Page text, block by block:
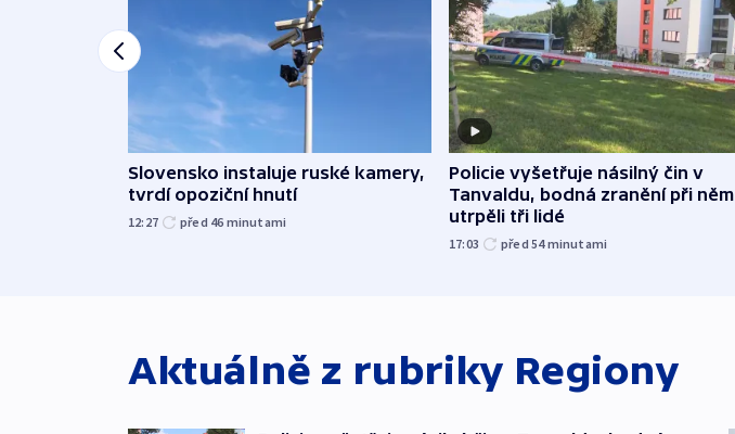
Slovensko instaluje ruské kamery,
tvrdí opoziční hnutí
12:27 před 46 minutami
Policie vyšetřuje násilný čin v
Tanvaldu, bodná zranění při něm
utrpěli tři lidé
17:03 před 54minutami
Aktuálně z rubriky Regiony